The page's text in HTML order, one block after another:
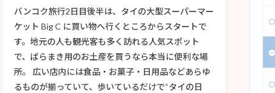
バンコク旅行2日目後半は、タイの大型スーパーマー
ケット Big C に買い物へ行くところからスタートで
す。地元の人も観光客も多く訪れる人気スポット
で、ばらまき用のお土産を買うなら本当に便利な場
所。 広い店内には食品・お菓子・日用品などあらゆ
るものが揃っていて、歩いているだけで“タイの日